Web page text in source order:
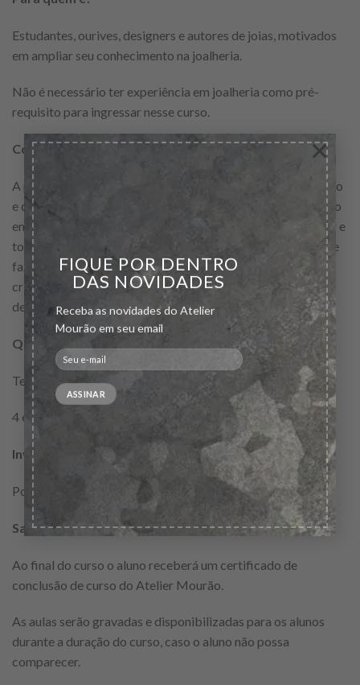
FIQUE POR DENTRO
DAS NOVIDADES
Receba as novidades do Atelier
Mourão em seu email
×
Estudantes, ourives, designers e autores de joias, motivados
em ampliar seu conhecimento na joalheria.
Não é necessário ter experiência em joalheria como pré-
requisito para ingressar nesse curso.
Como funciona?
A proposta do curso é
ampliar os conhecimentos do passado
e do presente na encruzilhada entre design, arte e artesanato
em suas relações com a joalheria hoje. O intuito é esclarecer e
tornar mais conscientes e críticos os discursos daqueles que
fazem joias, especialmente quanto aos seus processos de
criação, produção e consumo, potencializando o
desenvolvimento pessoal.
Quando? Início 12 de Abril
Terças – Feiras de 18 as 20h
4 encontros online via plataforma zoom.
Investimento: R$590
Podendo ser parcelado em até 3x sem juros no cartão​.
Saiba mais:
Ao final do curso o aluno receberá um certificado de
conclusão de curso do Atelier Mourão.
As aulas serão gravadas e disponibilizadas para os alunos
durante a duração do curso, caso o aluno não possa
comparecer.